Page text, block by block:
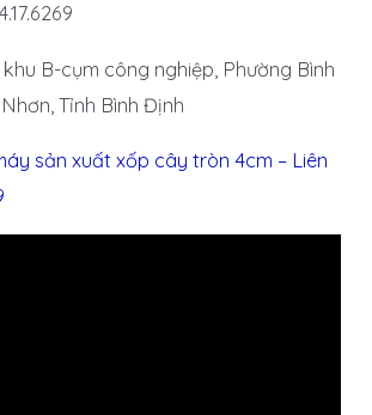
B-cụm công nghiệp, Phường Bình
Tỉnh Bình Định
sản xuất xốp cây tròn 4cm – Liên